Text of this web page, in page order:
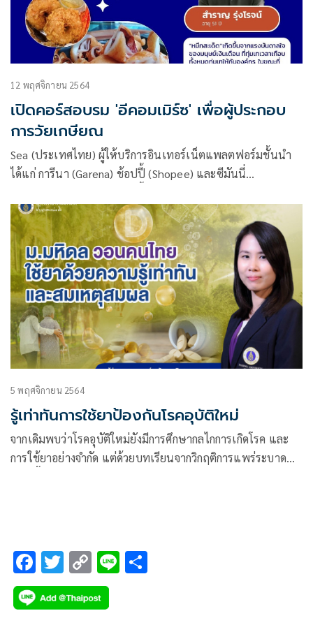
12 พฤศจิกายน 2564
เปิดคอร์สอบรม 'อีคอมเมิร์ซ' เพื่อผู้ประกอบ
การวัยเกษียณ
Sea (ประเทศไทย) ผู้ให้บริการอินเทอร์เน็ตแพลตฟอร์มชั้นนำ
ได้แก่ การีนา (Garena) ช้อปปี้ (Shopee) และซีมันนี่
ของกลุ่มผู้สูงอายุ ร่วมเปิดคอร์สเรียนออนไลน์ “ขายได้ขายดี
กับ Shopee”
5 พฤศจิกายน 2564
รู้เท่าทันการใช้ยาป้องกันโรคอุบัติใหม่
จากเดิมพบว่าโรคอุบัติใหม่ยังมีการศึกษากลไกการเกิดโรค และ
การใช้ยาอย่างจำกัด แต่ด้วยบทเรียนจากวิกฤติการแพร่ระบาด
F
ac
e
T
wi
tt
C
o
p
Li